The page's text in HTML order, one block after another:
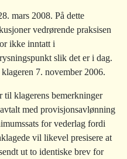
mars 2008. På dette
vedrørende praksisen
ikke inntatt i
slik det er i dag.
7. november 2006.
til klagerens bemerkninger
med provisjonsavlønning
for vederlag fordi
vil likevel presisere at
ut to identiske brev for